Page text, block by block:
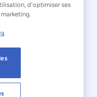
moderne
du site web
d'optimiser ses